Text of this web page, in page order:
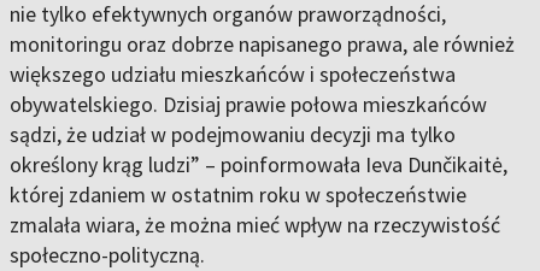
nie tylko efektywnych organów praworządności,
monitoringu oraz dobrze napisanego prawa, ale również
większego udziału mieszkańców i społeczeństwa
obywatelskiego. Dzisiaj prawie połowa mieszkańców
sądzi, że udział w podejmowaniu decyzji ma tylko
określony krąg ludzi” – poinformowała Ieva Dunčikaitė,
której zdaniem w ostatnim roku w społeczeństwie
zmalała wiara, że można mieć wpływ na rzeczywistość
społeczno-polityczną.